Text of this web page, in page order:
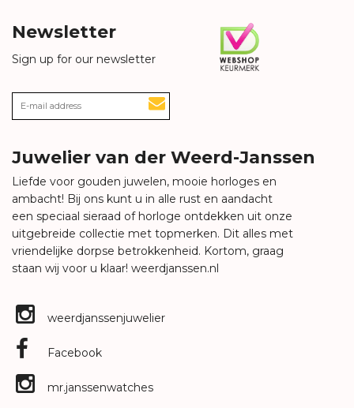
Newsletter
Sign up for our newsletter
Juwelier van der Weerd-Janssen
Liefde voor gouden juwelen, mooie horloges en
ambacht! Bij ons kunt u in alle rust en aandacht
een speciaal sieraad of horloge ontdekken uit onze
uitgebreide collectie met topmerken. Dit alles met
vriendelijke dorpse betrokkenheid. Kortom, graag
staan wij voor u klaar! weerdjanssen.nl
weerdjanssenjuwelier
Facebook
mr.janssenwatches